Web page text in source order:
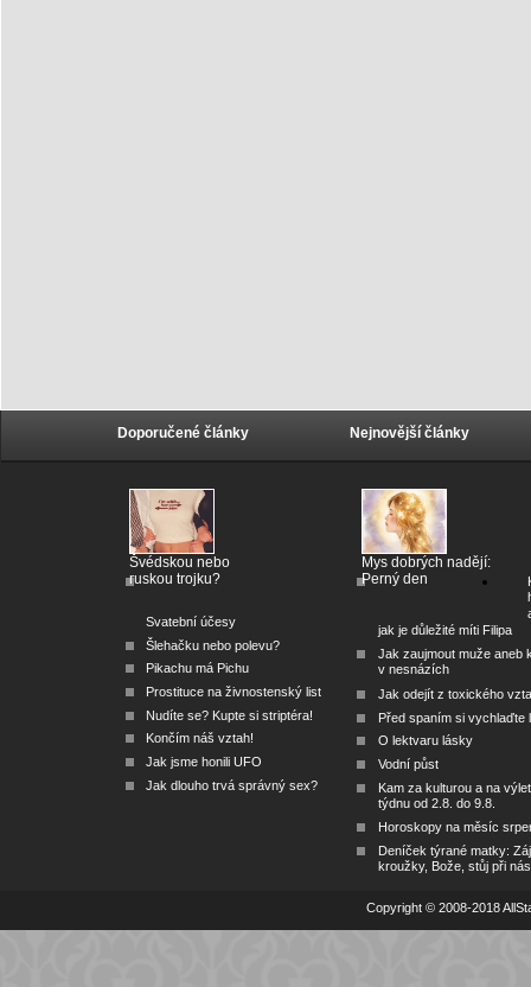
Doporučené články
Švédskou nebo
ruskou trojku?
Svatební účesy
Šlehačku nebo polevu?
Pikachu má Pichu
Prostituce na živnostenský list
Nudíte se? Kupte si striptéra!
Končím náš vztah!
Jak jsme honili UFO
Jak dlouho trvá správný sex?
Nejnovější články
Mys dobrých nadějí:
Perný den
jak je důležité míti Filipa
Jak zaujmout muže aneb
v nesnázích
Jak odejít z toxického
Před spaním si vychlaďte
O lektvaru lásky
Vodní půst
Kam za kulturou a na
týdnu od 2.8. do 9.8.
Horoskopy na měsíc
Deníček týrané matky:
kroužky, Bože, stůj při nás
Copyright © 2008-2018